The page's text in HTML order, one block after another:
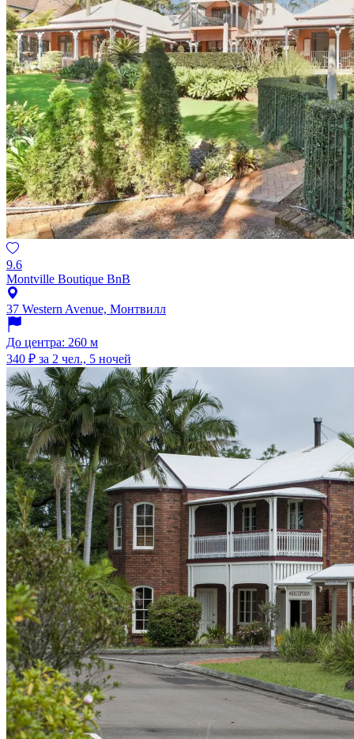
9.6
Montville Boutique BnB
37 Western Avenue, Монтвилл
До центра: 260 м
340 ₽ за 2 чел., 5 ночей